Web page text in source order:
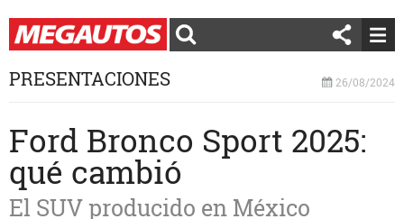
PRESENTACIONES 26/08/2024
Ford Bronco Sport 2025:
qué cambió
El SUV producido en México